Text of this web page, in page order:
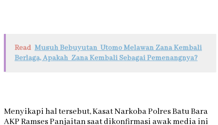
Read Musuh Bebuyutan Utomo Melawan Zana Kembali
Berlaga, Apakah Zana Kembali Sebagai Pemenangnya?
Menyikapi hal tersebut, Kasat Narkoba Polres Batu Bara
AKP Ramses Panjaitan saat dikonfirmasi awak media ini